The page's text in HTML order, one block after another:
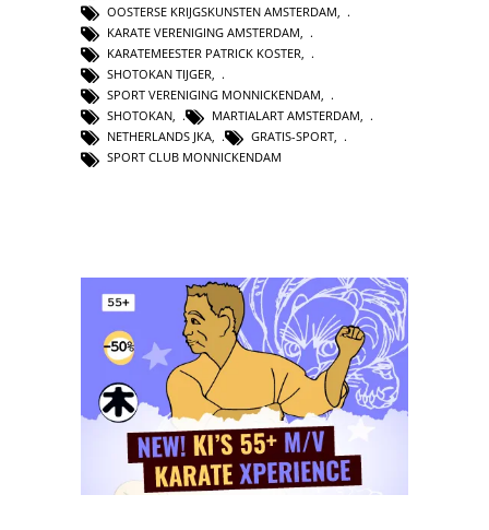
OOSTERSE KRIJGSKUNSTEN AMSTERDAM,
KARATE VERENIGING AMSTERDAM,
KARATEMEESTER PATRICK KOSTER,
SHOTOKAN TIJGER,
SPORT VERENIGING MONNICKENDAM,
SHOTOKAN, MARTIALART AMSTERDAM,
NETHERLANDS JKA, GRATIS-SPORT,
SPORT CLUB MONNICKENDAM